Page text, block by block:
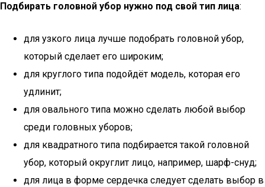
Подбирать головной убор нужно под свой тип лица:
для узкого лица лучше подобрать головной убор,
который сделает его широким;
для круглого типа подойдёт модель, которая его
удлинит;
для овального типа можно сделать любой выбор
среди головных уборов;
для квадратного типа подбирается такой головной
убор, который округлит лицо, например, шарф-снуд;
для лица в форме сердечка следует сделать выбор в